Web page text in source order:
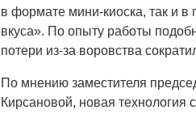
в формате мини-киоска, так и в
вкуса». По опыту работы
потери из-за воровства
По мнению заместителя
Кирсановой, новая технология